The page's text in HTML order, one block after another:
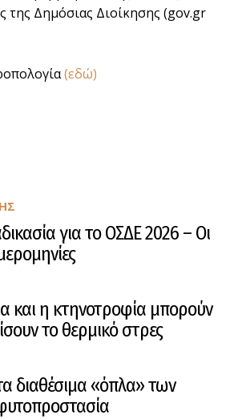
για το ΟΣΔΕ 2026 – Οι
και η κτηνοτροφία μπορούν
το θερμικό στρες
διαθέσιμα «όπλα» των
της Δημόσιας Διοίκησης (gov.gr
(εδώ)